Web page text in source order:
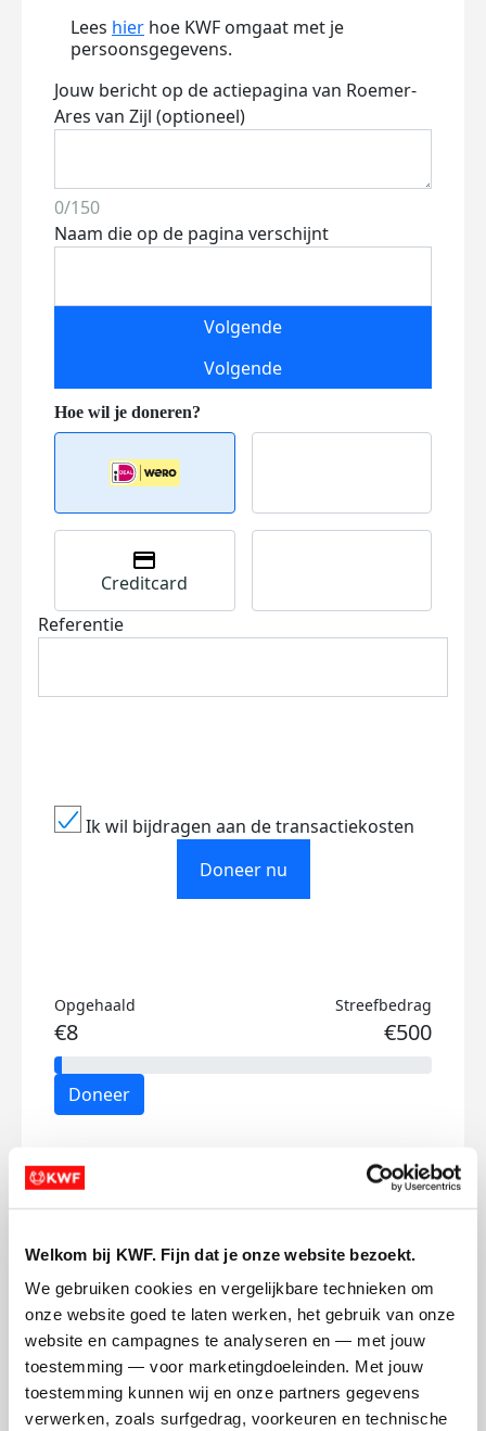
Welkom bij KWF. Fijn dat je onze website bezoekt.
We gebruiken cookies en vergelijkbare technieken om
onze website goed te laten werken, het gebruik van onze
website en campagnes te analyseren en — met jouw
toestemming — voor marketingdoeleinden. Met jouw
toestemming kunnen wij en onze partners gegevens
verwerken, zoals surfgedrag, voorkeuren en technische
Lees hier hoe KWF omgaat met je
persoonsgegevens.
Jouw bericht op de actiepagina van Roemer-
Ares van Zijl (optioneel)
0/150
Naam die op de pagina verschijnt
Volgende
Volgende
Creditcard
Referentie
Ik wil bijdragen aan de transactiekosten
Doneer nu
Opgehaald
€8
Streefbedrag
€500
Doneer
Roemer-Ares's badges